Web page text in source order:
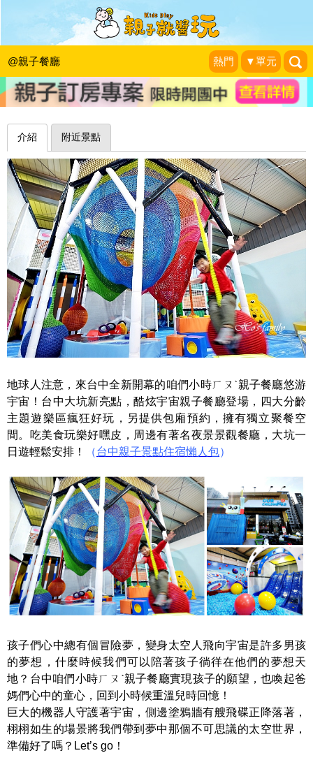
@親子餐廳 熱門 ▼單元
吃飽了再上！繽紛星際樂園，遊戲不限
時～台中咱們小時候
1＋1＝3 玩學樂生活|2019-02-27
介紹 附近景點
地球人注意，來台中全新開幕的咱們小時ㄏㄡˋ親子餐廳悠游
宇宙！台中大坑新亮點，酷炫宇宙親子餐廳登場，四大分齡
主題遊樂區瘋狂好玩，另提供包廂預約，擁有獨立聚餐空
間。吃美食玩樂好嘿皮，周邊有著名夜景景觀餐廳，大坑一
日遊輕鬆安排！
（台中親子景點住宿懶人包）
孩子們心中總有個冒險夢，變身太空人飛向宇宙是許多男孩
的夢想，什麼時候我們可以陪著孩子徜徉在他們的夢想天
地？台中咱們小時ㄏㄡˋ親子餐廳實現孩子的願望，也喚起爸
媽們心中的童心，回到小時候重溫兒時回憶！
巨大的機器人守護著宇宙，側邊塗鴉牆有艘飛碟正降落著，
栩栩如生的場景將我們帶到夢中那個不可思議的太空世界，
準備好了嗎？Let’s go！